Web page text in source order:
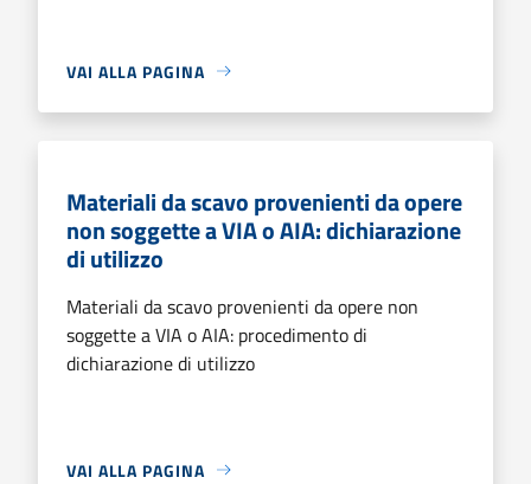
VAI ALLA PAGINA
Materiali da scavo provenienti da opere
non soggette a VIA o AIA: dichiarazione
di utilizzo
Materiali da scavo provenienti da opere non
soggette a VIA o AIA: procedimento di
dichiarazione di utilizzo
VAI ALLA PAGINA